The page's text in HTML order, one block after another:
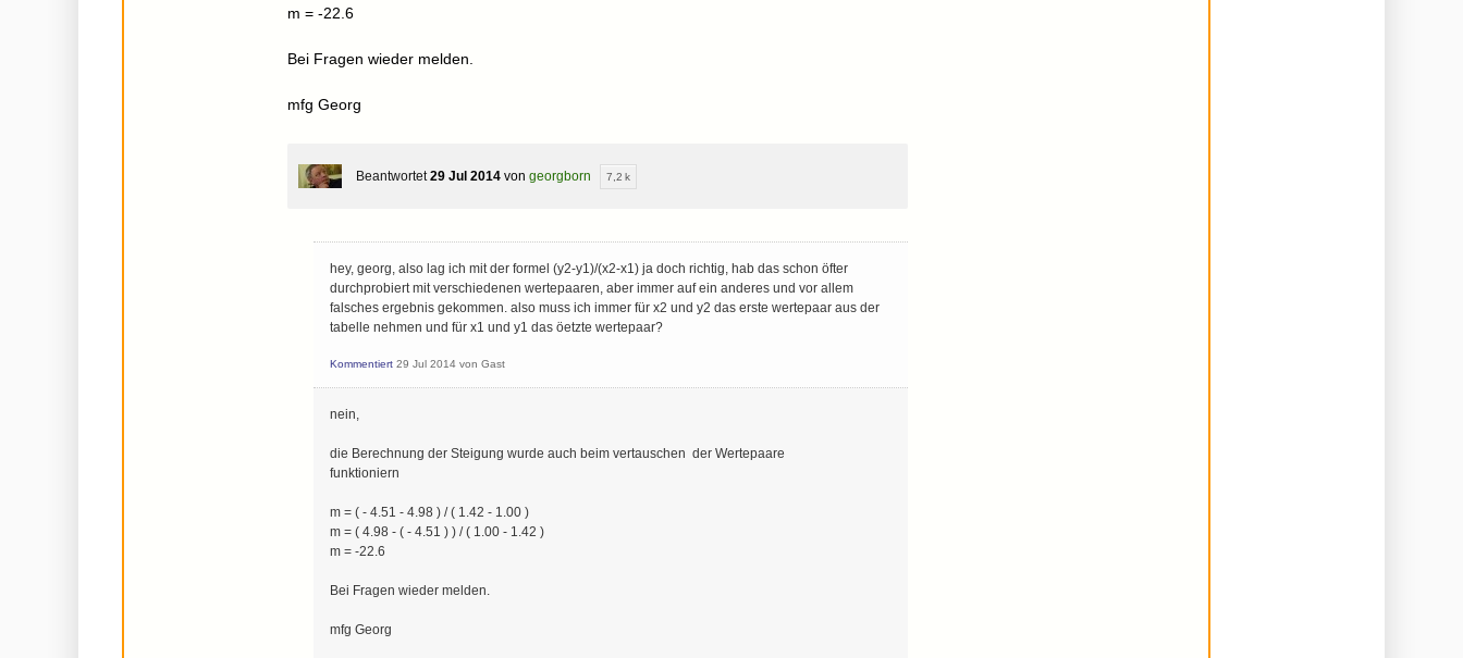
m = -22.6
Bei Fragen wieder melden.
mfg Georg
Beantwortet 29 Jul 2014 vongeorgborn 7,2 k
hey, georg, also lag ich mit der formel (y2-y1)/(x2-x1) ja doch richtig, hab das schon öfter
durchprobiert mit verschiedenen wertepaaren, aber immer auf ein anderes und vor allem
falsches ergebnis gekommen. also muss ich immer für x2 und y2 das erste wertepaar aus der
tabelle nehmen und für x1 und y1 das öetzte wertepaar?
Kommentiert 29 Jul 2014 vonGast
nein,
die Berechnung der Steigung wurde auch beim vertauschen der Wertepaare
funktioniern
m = ( - 4.51 - 4.98 ) / ( 1.42 - 1.00 )
m = ( 4.98 - ( - 4.51 ) ) / ( 1.00 - 1.42 )
m = -22.6
Bei Fragen wieder melden.
mfg Georg